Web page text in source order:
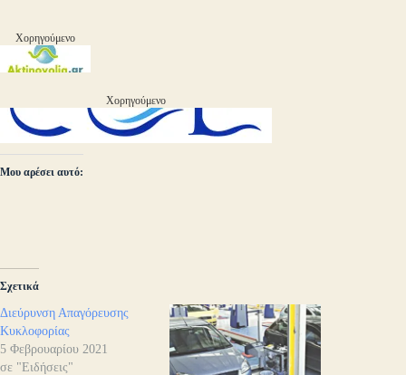
Χορηγούμενο
Χορηγούμενο
Μου αρέσει αυτό:
Σχετικά
Διεύρυνση Απαγόρευσης
Κυκλοφορίας
5 Φεβρουαρίου 2021
σε "Ειδήσεις"